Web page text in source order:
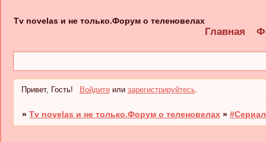
Tv novelas и не только.Форум о теленовелах
Главная
Привет, Гость! Войдитеили зарегистрируйтесь.
»Tv novelas и не только.Форум о теленовелах »